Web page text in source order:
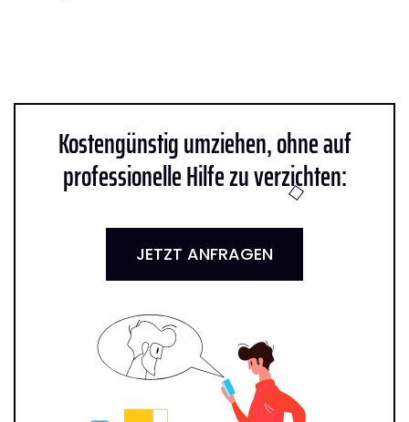
Kostengünstig umziehen, ohne auf
professionelle Hilfe zu verzichten:
JETZT ANFRAGEN